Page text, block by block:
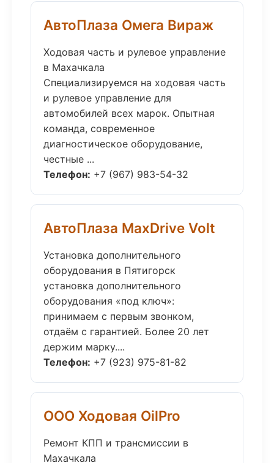
АвтоПлаза Омега Вираж
Ходовая часть и рулевое управление
в Махачкала
Специализируемся на ходовая часть
и рулевое управление для
автомобилей всех марок. Опытная
команда, современное
диагностическое оборудование,
честные ...
Телефон: +7 (967) 983-54-32
АвтоПлаза MaxDrive Volt
Установка дополнительного
оборудования в Пятигорск
установка дополнительного
оборудования «под ключ»:
принимаем с первым звонком,
отдаём с гарантией. Более 20 лет
держим марку....
Телефон: +7 (923) 975-81-82
ООО Ходовая OilPro
Ремонт КПП и трансмиссии в
Махачкала